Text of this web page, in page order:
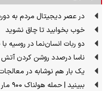
در عصر دیجیتال مردم به
خوب بخوابید تا چاق نشوید
دو ربات انسان‌نما در روسیه
ناسا درصدد روشن کردن آتش
یک بار هم نوشابه در
ببینید | حمله هولناک ۹۰۰ مار کبرای قاتل به ساکنان مردم چین